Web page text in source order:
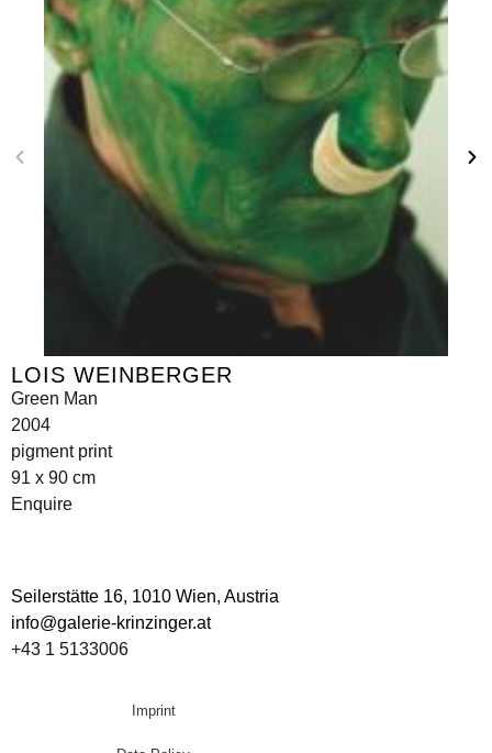
LOIS WEINBERGER
Green Man
2004
pigment print
91 x 90 cm
Enquire
Seilerstätte 16, 1010 Wien, Austria
info@galerie-krinzinger.at
+43 1 5133006
Imprint